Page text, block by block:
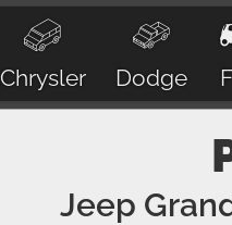
Chrysler Dodge
Jeep